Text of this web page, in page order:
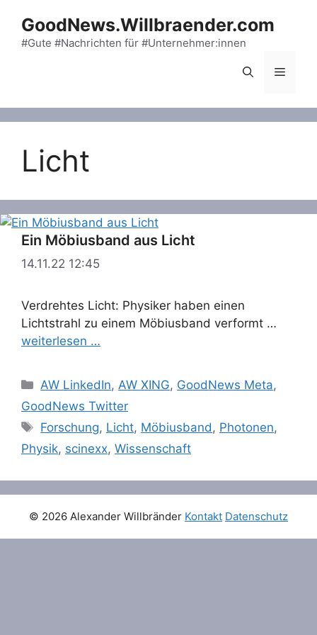
content
GoodNews.Willbraender.com
#Gute #Nachrichten für #Unternehmer:innen
Menu
Licht
Ein Möbiusband aus Licht
14.11.22 12:45
Verdrehtes Licht: Physiker haben einen
Lichtstrahl zu einem Möbiusband verformt …
weiterlesen …
Categories
AW LinkedIn, AW XING, GoodNews Meta,
GoodNews Twitter
Tags
Forschung, Licht, Möbiusband , Photonen,
Physik, scinexx, Wissenschaft
© 2026 Alexander Willbränder Kontakt Datenschutz